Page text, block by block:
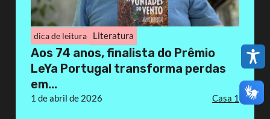
dica de leitura Literatura
Aos 74 anos, finalista do Prêmio
LeYa Portugal transforma perdas
em...
1 de abril de 2026 Casa 1